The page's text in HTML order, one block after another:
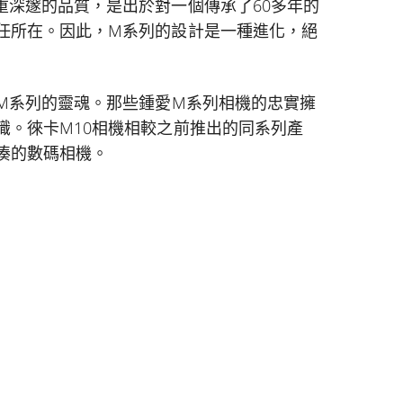
深邃的品質，是出於對一個傳承了60多年的
所在。因此，M系列的設計是一種進化，絕
系列的靈魂。那些鍾愛M系列相機的忠實擁
。徠卡M10相機相較之前推出的同系列產
的數碼相機。